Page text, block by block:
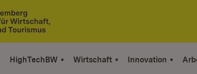
HighTechBW Wirtschaft Innovation